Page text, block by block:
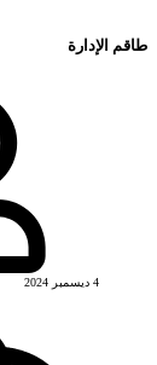
طاقم الإدارة
4 ديسمبر 2024